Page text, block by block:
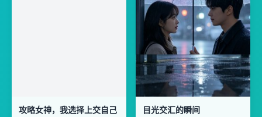
攻略女神，我选择上交自己 目光交汇的瞬间